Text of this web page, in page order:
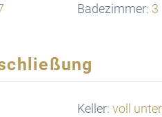
Badezimmer: 3
Keller: voll